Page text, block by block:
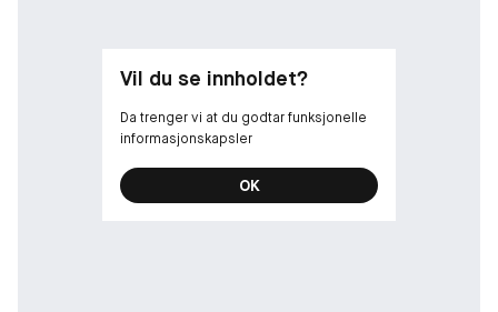
Vil du se innholdet?
Da trenger vi at du godtar funksjonelle
informasjonskapsler
OK